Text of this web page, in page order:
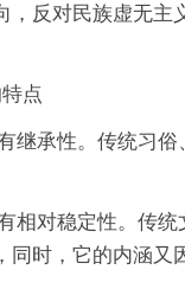
，反对民族虚无主
点
继承性。传统习俗
相对稳定性。传
同时，它的内涵又